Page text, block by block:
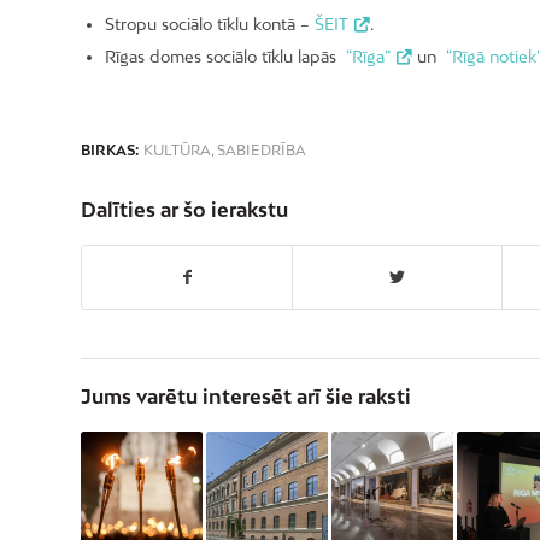
Stropu sociālo tīklu kontā – ŠEIT
.
Rīgas domes sociālo tīklu lapās “Rīga” un “Rīgā
BIRKAS: KULTŪRA, SABIEDRĪBA
Dalīties ar šo ierakstu
Jums varētu interesēt arī šie raksti